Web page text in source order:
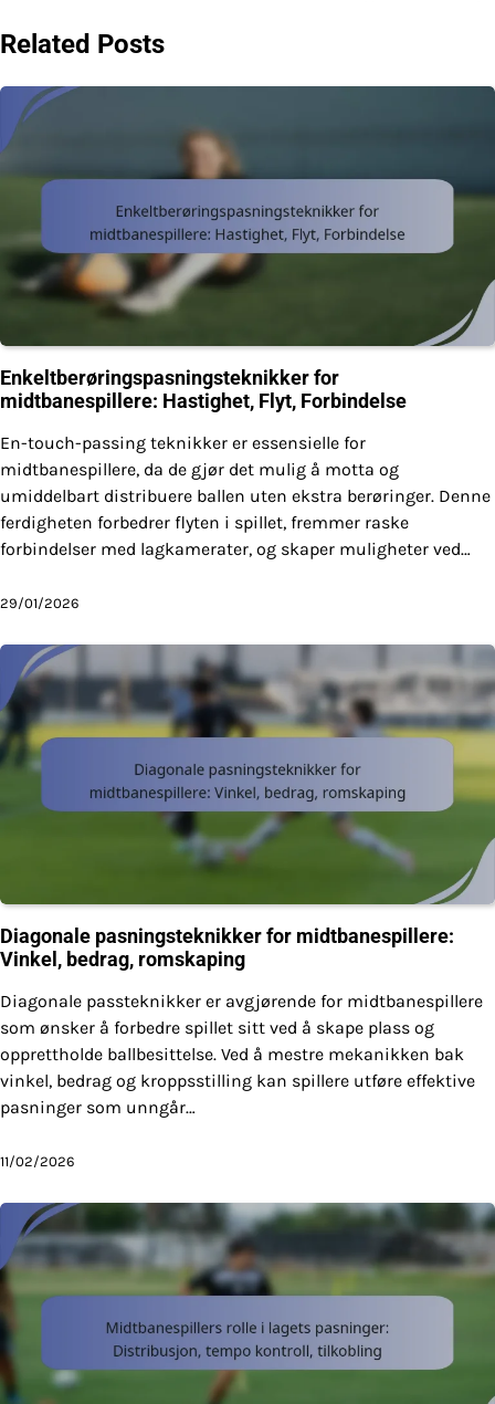
Related Posts
Enkeltberøringspasningsteknikker for
midtbanespillere: Hastighet, Flyt, Forbindelse
En-touch-passing teknikker er essensielle for
midtbanespillere, da de gjør det mulig å motta og
umiddelbart distribuere ballen uten ekstra berøringer. Denne
ferdigheten forbedrer flyten i spillet, fremmer raske
forbindelser med lagkamerater, og skaper muligheter ved…
29/01/2026
Diagonale pasningsteknikker for midtbanespillere:
Vinkel, bedrag, romskaping
Diagonale passteknikker er avgjørende for midtbanespillere
som ønsker å forbedre spillet sitt ved å skape plass og
opprettholde ballbesittelse. Ved å mestre mekanikken bak
vinkel, bedrag og kroppsstilling kan spillere utføre effektive
pasninger som unngår…
11/02/2026